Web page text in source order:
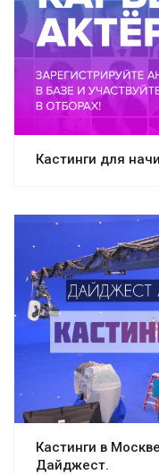
Кастинги для
Кастинги в
Дайджест.